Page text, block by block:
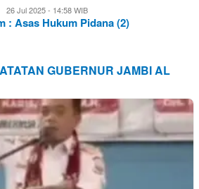
26 Jul 2025 - 14:58 WIB
: Asas Hukum Pidana (2)
GUBERNUR JAMBI AL